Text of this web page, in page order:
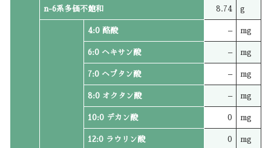
n-6系多価不飽和 8.74 g
4:0 酪酸 – mg
6:0 ヘキサン酸 – mg
7:0 ヘプタン酸 – mg
8:0 オクタン酸 – mg
10:0 デカン酸 0 mg
12:0 ラウリン酸 0 mg